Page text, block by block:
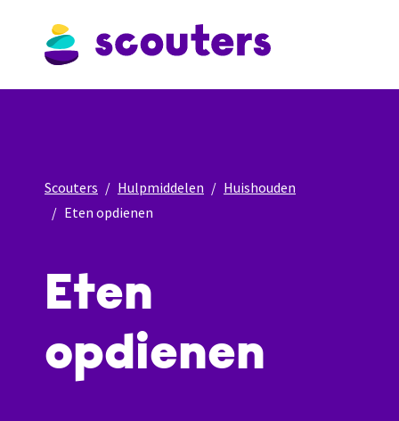
Scouters Hulpmiddelen
Huishouden
Eten opdienen
Eten
opdienen